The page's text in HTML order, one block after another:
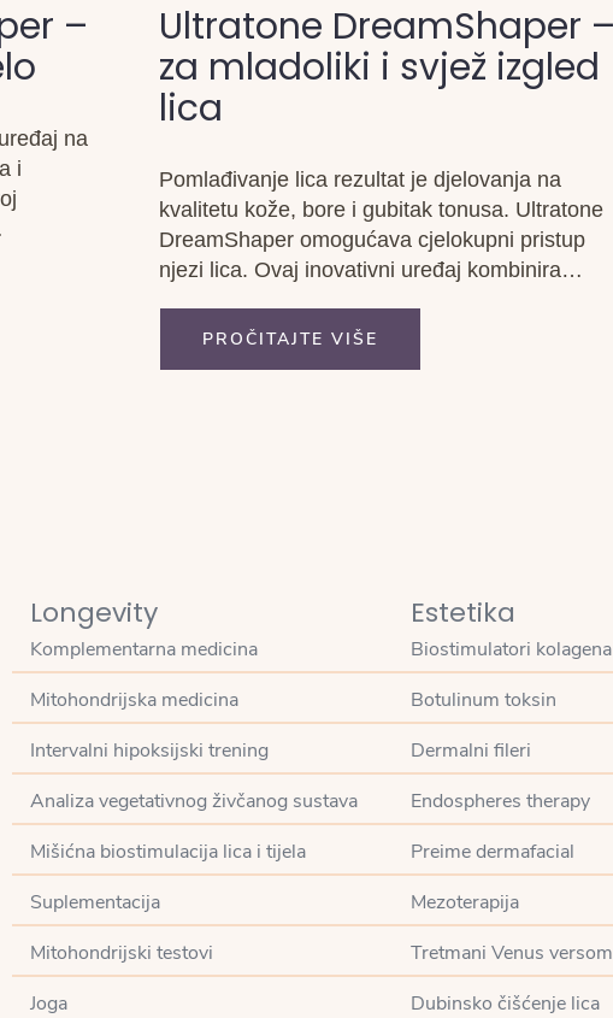
–
na
i
tonus
Ultratone DreamShaper –
za mladoliki i svjež izgled
lica
Pomlađivanje lica rezultat je djelovanja na
kvalitetu kože, bore i gubitak tonusa. Ultratone
DreamShaper omogućava cjelokupni pristup
njezi lica. Ovaj inovativni uređaj kombinira
principu raznih programa biostimulacije i
PROČITAJTE VIŠE
Longevity
Komplementarna medicina
Mitohondrijska medicina
Intervalni hipoksijski trening
Analiza vegetativnog živčanog sustava
Mišićna biostimulacija lica i tijela
Suplementacija
Mitohondrijski testovi
Joga
Estetika
Biostimulatori kolagena
Botulinum toksin
Dermalni fileri
Endospheres therapy
Preime dermafacial
Mezoterapija
Tretmani Venus versom
Dubinsko čišćenje lica